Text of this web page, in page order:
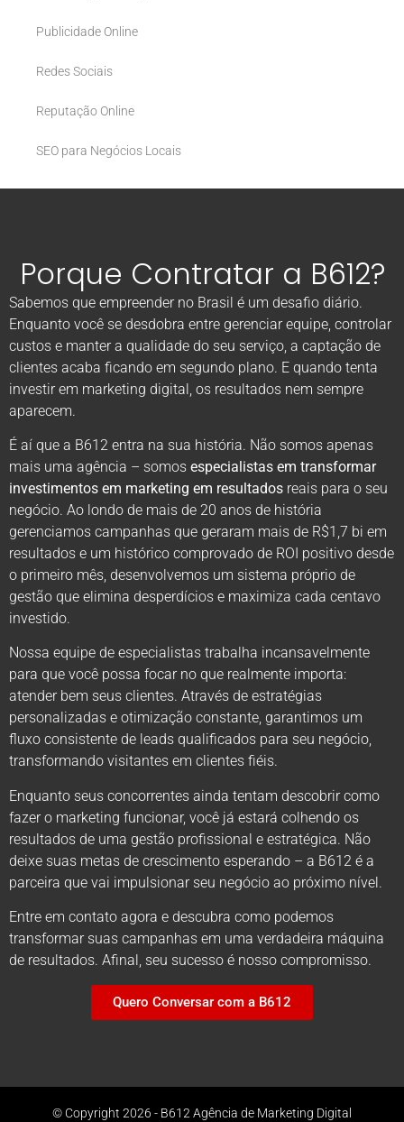
Publicidade Online
Redes Sociais
Reputação Online
SEO para Negócios Locais
Porque Contratar a B612?
Sabemos que empreender no Brasil é um desafio diário.
Enquanto você se desdobra entre gerenciar equipe, controlar
custos e manter a qualidade do seu serviço, a captação de
clientes acaba ficando em segundo plano. E quando tenta
investir em marketing digital, os resultados nem sempre
aparecem.
É aí que a B612 entra na sua história. Não somos apenas
mais uma agência – somos especialistas em transformar
investimentos em marketing em resultados reais para o seu
negócio. Ao londo de mais de 20 anos de história
gerenciamos campanhas que geraram mais de R$1,7 bi em
resultados e um histórico comprovado de ROI positivo desde
o primeiro mês, desenvolvemos um sistema próprio de
gestão que elimina desperdícios e maximiza cada centavo
investido.
Nossa equipe de especialistas trabalha incansavelmente
para que você possa focar no que realmente importa:
atender bem seus clientes. Através de estratégias
personalizadas e otimização constante, garantimos um
fluxo consistente de leads qualificados para seu negócio,
transformando visitantes em clientes fiéis.
Enquanto seus concorrentes ainda tentam descobrir como
fazer o marketing funcionar, você já estará colhendo os
resultados de uma gestão profissional e estratégica. Não
deixe suas metas de crescimento esperando – a B612 é a
parceira que vai impulsionar seu negócio ao próximo nível.
Entre em contato agora e descubra como podemos
transformar suas campanhas em uma verdadeira máquina
de resultados. Afinal, seu sucesso é nosso compromisso.
Quero Conversar com a B612
© Copyright 2026 - B612 Agência de Marketing Digital